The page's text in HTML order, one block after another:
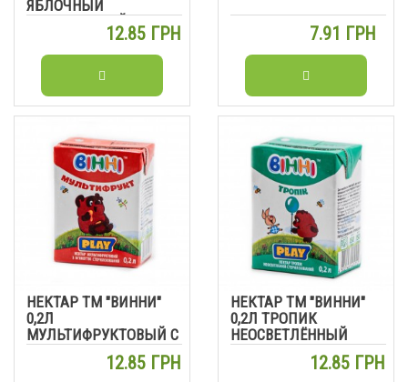
ЯБЛОЧНЫЙ
ОСВЕТЛЕННЫЙ
12.85 ГРН 7.91 ГРН
НЕКТАР ТМ "ВИННИ"
0,2Л
МУЛЬТИФРУКТОВЫЙ С
МЯКОТЬЮ
12.85 ГРН
НЕКТАР ТМ "ВИННИ"
0,2Л ТРОПИК
НЕОСВЕТЛЁННЫЙ
12.85 ГРН